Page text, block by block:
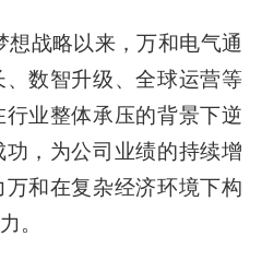
想战略以来，万和电气通
数智升级、全球运营等
业整体承压的背景下逆
，为公司业绩的持续增
和在复杂经济环境下构
。